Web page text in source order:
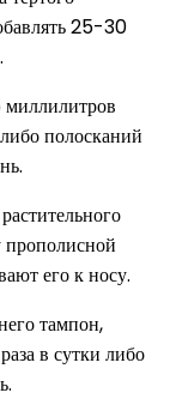
25-30
миллилитров
полосканий
прополисной
его к носу.
тампон,
в сутки либо